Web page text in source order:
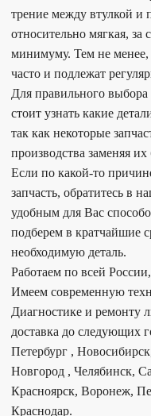
трение между втулкой и
относительно мягкая, за
минимуму. Тем не
часто и подлежат
Для правильного
стоит узнать какие
так как некоторые
производства заменяя
Если по какой-то
запчасть, обратитесь в
удобным для Вас
подберем в кратчайшие
необходимую деталь.
Работаем по всей
Имеем современную
Диагностике и ремонту
доставка до следующих
Петербург ,
Новгород , Челябинск,
Красноярск, Воронеж,
Краснодар.